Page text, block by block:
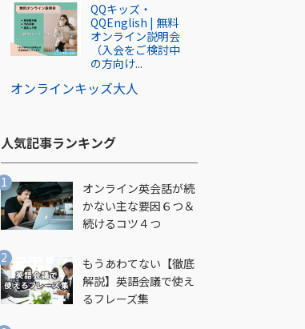
オンラインキッズ大人
QQキッズ・
QQEnglish | 無料
オンライン説明会
（入会をご検討中
の方向け...
人気記事ランキング​
オンライン英会話が続
かない主な要因６つ＆
続けるコツ４つ
もうあわてない【徹底
解説】英語会議で使え
るフレーズ集